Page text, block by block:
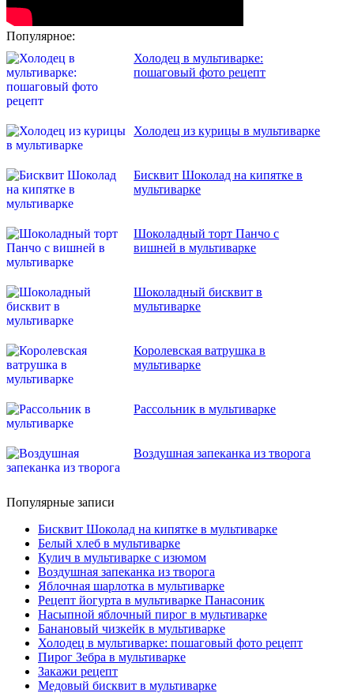
Популярное:
Холодец в мультиварке:
пошаговый фото рецепт
Холодец из курицы в мультиварке
Бисквит Шоколад на кипятке в
мультиварке
Шоколадный торт Панчо с
вишней в мультиварке
Шоколадный бисквит в
мультиварке
Королевская ватрушка в
мультиварке
Рассольник в мультиварке
Воздушная запеканка из творога
Популярные записи
Бисквит Шоколад на кипятке в мультиварке
Белый хлеб в мультиварке
Кулич в мультиварке с изюмом
Воздушная запеканка из творога
Яблочная шарлотка в мультиварке
Рецепт йогурта в мультиварке Панасоник
Насыпной яблочный пирог в мультиварке
Банановый чизкейк в мультиварке
Холодец в мультиварке: пошаговый фото рецепт
Пирог Зебра в мультиварке
Закажи рецепт
Медовый бисквит в мультиварке